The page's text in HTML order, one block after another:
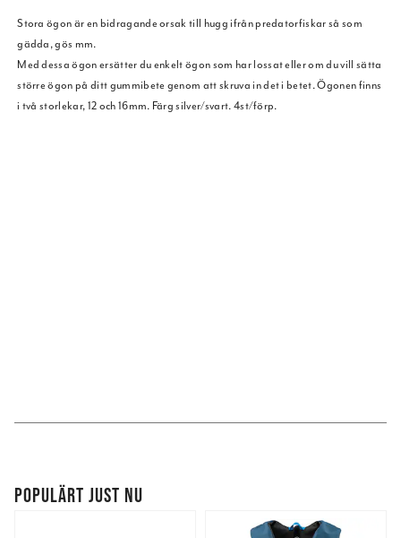
Stora ögon är en bidragande orsak till hugg ifrån predatorfiskar så som
gädda, gös mm.
Med dessa ögon ersätter du enkelt ögon som har lossat eller om du vill sätta
större ögon på ditt gummibete genom att skruva in det i betet. Ögonen finns
i två storlekar, 12 och 16mm. Färg silver/svart. 4st/förp.
POPULÄRT JUST NU